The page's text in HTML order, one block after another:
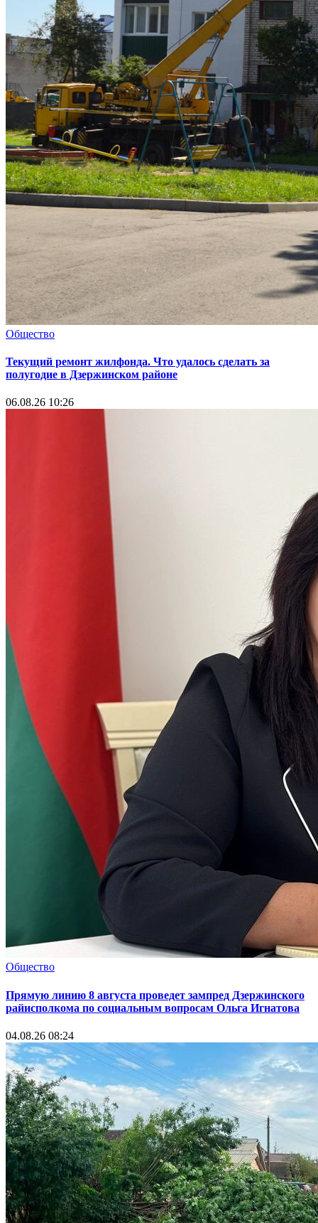
Общество
Текущий ремонт жилфонда. Что удалось сделать за
полугодие в Дзержинском районе
06.08.26 10:26
Общество
Прямую линию 8 августа проведет зампред Дзержинского
райисполкома по социальным вопросам Ольга Игнатова
04.08.26 08:24